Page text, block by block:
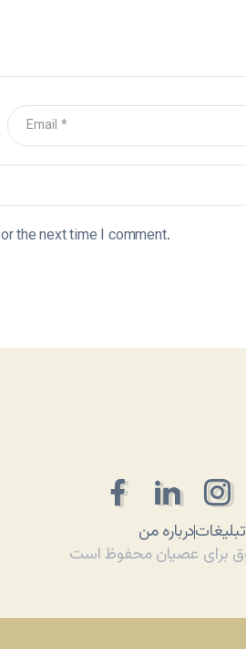
the next time I comment.
درباره منتبلیغات